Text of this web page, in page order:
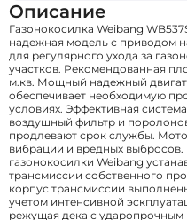
Описание
Газонокосилка Weibang
надежная модель с приводом
для регулярного ухода за
участков. Рекомендованная
м.кв. Мощный надежный
обеспечивает необходимую
условиях. Эффективная
воздушный фильтр и
продлевают срок службы.
вибрации и вредных
газонокосилки Weibang
трансмиссии собственного
корпус трансмиссии
учетом интенсивной
режущая дека с